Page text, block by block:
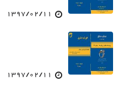
1397/02/11
1397/02/11